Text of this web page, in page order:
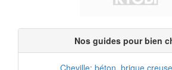
Nos guides pour bien
Cheville: béton, brique